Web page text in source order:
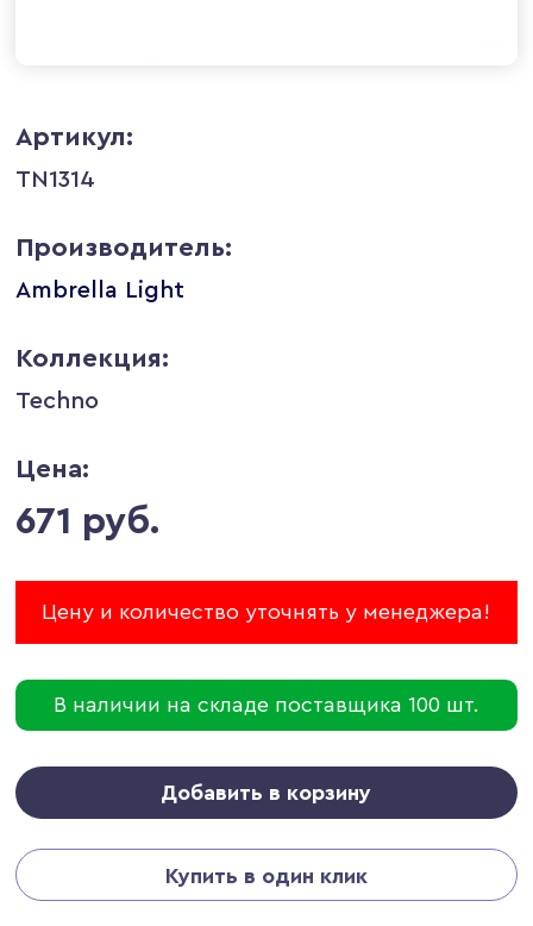
Артикул:
TN1314
Производитель:
Ambrella Light
Коллекция:
Techno
Цена:
671 руб.
Цену и количество уточнять у менеджера!
В наличии на складе поставщика 100 шт.
Добавить в корзину
Купить в один клик